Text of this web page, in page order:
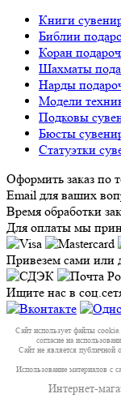
Книги
Библии
Коран
Шахматы
Нарды
Модели
Подковы
Бюсты
Статуэтки
Оформить заказ по
Email для ваших
Время обработки
Для оплаты мы
Привезем сами или
Ищите нас в
Сайт использует файлы
согласие на
Сайт не является публичной
Использование материалов с
Интернет-